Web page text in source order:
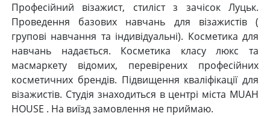
Професійний візажист, стиліст з зачісок Луцьк.
Проведення базових навчань для візажистів (
групові навчання та індивідуальні). Косметика для
навчань надається. Косметика класу люкс та
масмаркету відомих, перевірених професійних
косметичних брендів. Підвищення кваліфікації для
візажистів. Студія знаходиться в центрі міста MUAH
HOUSE . На виїзд замовлення не приймаю.